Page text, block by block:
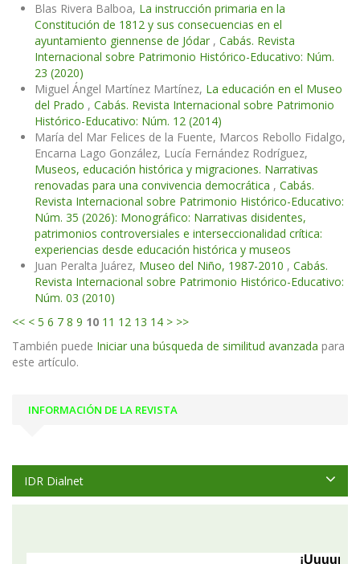
Blas Rivera Balboa, La instrucción primaria en la
Constitución de 1812 y sus consecuencias en el
ayuntamiento giennense de Jódar , Cabás. Revista
Internacional sobre Patrimonio Histórico-Educativo: Núm.
23 (2020)
Miguel Ángel Martínez Martínez, La educación en el Museo
del Prado , Cabás. Revista Internacional sobre Patrimonio
Histórico-Educativo: Núm. 12 (2014)
María del Mar Felices de la Fuente, Marcos Rebollo Fidalgo,
Encarna Lago González, Lucía Fernández Rodríguez,
Museos, educación histórica y migraciones. Narrativas
renovadas para una convivencia democrática , Cabás.
Revista Internacional sobre Patrimonio Histórico-Educativo:
Núm. 35 (2026): Monográfico: Narrativas disidentes,
patrimonios controversiales e interseccionalidad crítica:
experiencias desde educación histórica y museos
Juan Peralta Juárez, Museo del Niño, 1987-2010 , Cabás.
Revista Internacional sobre Patrimonio Histórico-Educativo:
Núm. 03 (2010)
<< < 5 6 7 8 9 10 11 12 13 14 > >>
También puede Iniciar una búsqueda de similitud avanzada para
este artículo.
INFORMACIÓN DE LA REVISTA
IDR Dialnet